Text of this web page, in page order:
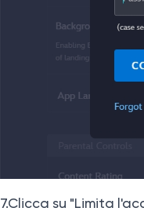
7.Clicca su "Limita